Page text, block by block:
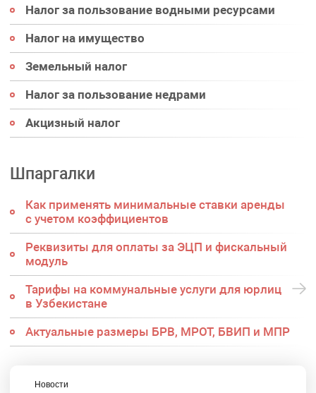
Налог за пользование водными ресурсами
Налог на имущество
Земельный налог
Налог за пользование недрами
Акцизный налог
Шпаргалки
Как применять минимальные ставки аренды
с учетом коэффициентов
Реквизиты для оплаты за ЭЦП и фискальный
модуль
Тарифы на коммунальные услуги для юрлиц
в Узбекистане
Актуальные размеры БРВ, МРОТ, БВИП и МПР
Новости